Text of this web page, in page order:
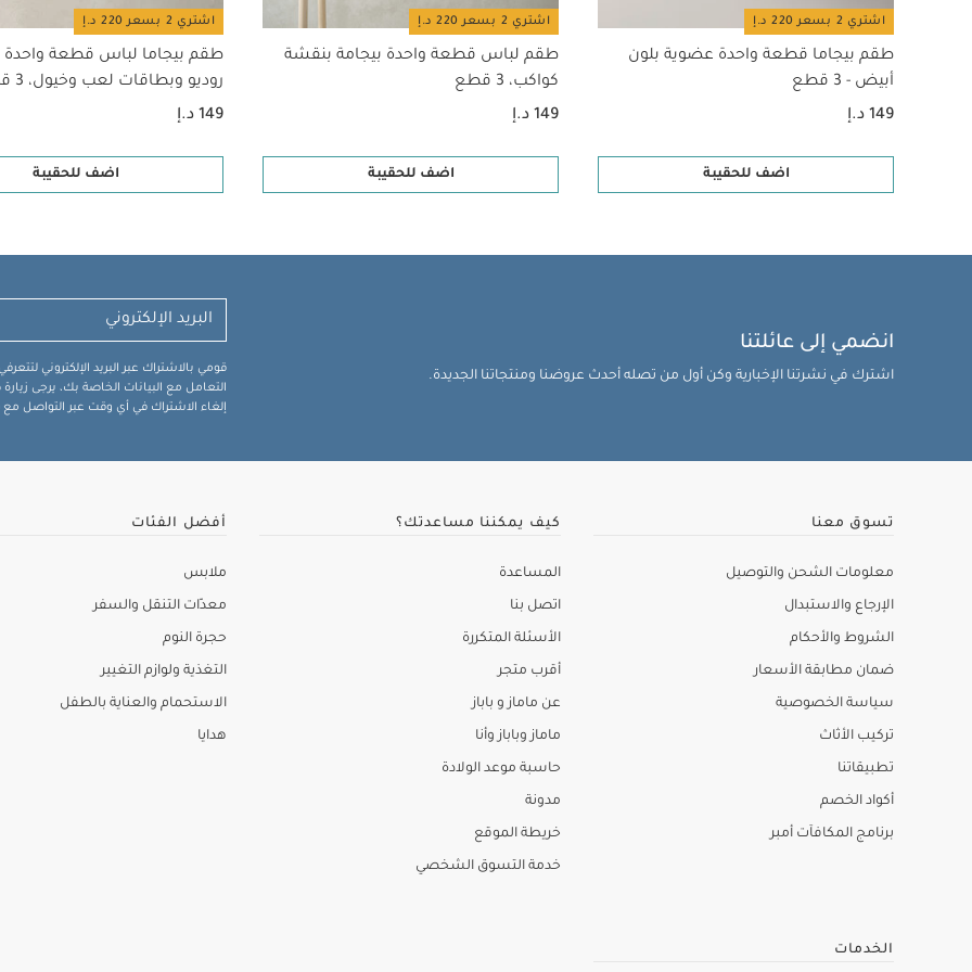
اشتري 2 بسعر 220 د.إ
طقم بيجاما قطعة واحدة عضوية بلون
أبيض - 3 قطع
149 د.إ
اضف للحقيبة
اشتري 2 بسعر 220 د.إ
طقم لباس قطعة واحدة بيجامة بنقشة
كواكب، 3 قطع
149 د.إ
اضف للحقيبة
اشتري 2 بسعر 220 د.إ
طقم بيجاما لباس قطعة
روديو وبطاقات لعب وخيول، 3 قطع
149 د.إ
اضف للحقيبة
انضمي إلى عائلتنا
اشترك في نشرتنا الإخبارية وكن أول من تصله أحدث عروضنا ومنتجاتنا الجديدة.
قومي بالاشتراك عبر البريد الإلكتروني
التعامل مع البيانات الخاصة بك، يرجى
إلغاء الاشتراك في أي وقت عبر التواصل مع
تسوق معنا
معلومات الشحن والتوصيل
الإرجاع والاستبدال
الشروط والأحكام
ضمان مطابقة الأسعار
سياسة الخصوصية
تركيب الأثاث
تطبيقاتنا
أكواد الخصم
برنامج المكافآت أمبر
كيف يمكننا مساعدتك؟
المساعدة
اتصل بنا
الأسئلة المتكررة
أقرب متجر
عن ماماز و باباز
ماماز وباباز وأنا
حاسبة موعد الولادة
مدونة
خريطة الموقع
خدمة التسوق الشخصي
أفضل الفئات
ملابس
معدّات التنقل والسفر
حجرة النوم
التغذية ولوازم التغيير
الاستحمام والعناية بالطفل
هدايا
الخدمات